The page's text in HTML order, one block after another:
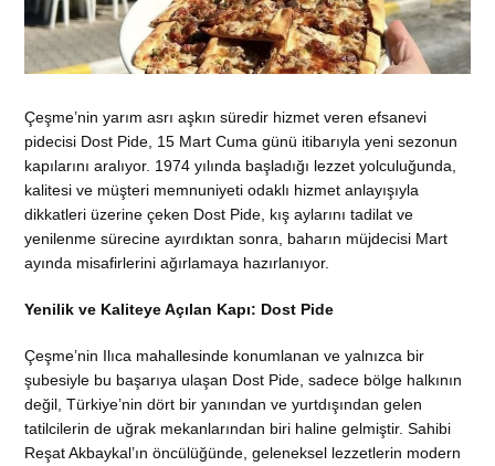
Çeşme’nin yarım asrı aşkın süredir hizmet veren efsanevi
pidecisi Dost Pide, 15 Mart Cuma günü itibarıyla yeni sezonun
kapılarını aralıyor. 1974 yılında başladığı lezzet yolculuğunda,
kalitesi ve müşteri memnuniyeti odaklı hizmet anlayışıyla
dikkatleri üzerine çeken Dost Pide, kış aylarını tadilat ve
yenilenme sürecine ayırdıktan sonra, baharın müjdecisi Mart
ayında misafirlerini ağırlamaya hazırlanıyor.
Yenilik ve Kaliteye Açılan Kapı: Dost Pide
Çeşme’nin Ilıca mahallesinde konumlanan ve yalnızca bir
şubesiyle bu başarıya ulaşan Dost Pide, sadece bölge halkının
değil, Türkiye’nin dört bir yanından ve yurtdışından gelen
tatilcilerin de uğrak mekanlarından biri haline gelmiştir. Sahibi
Reşat Akbaykal’ın öncülüğünde, geleneksel lezzetlerin modern